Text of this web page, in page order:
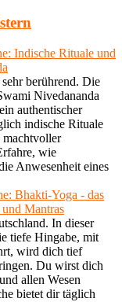
Indische Rituale und
berührend. Die
Nivedananda
authentischer
indische Rituale
machtvoller
wie
Anwesenheit eines
Bhakti-Yoga - das
Mantras
In dieser
tiefe Hingabe, mit
wird dich tief
Du wirst dich
allen Wesen
bietet dir täglich